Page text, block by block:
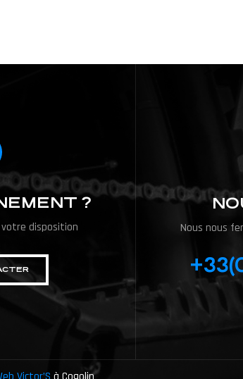
?
disposition Nous nous